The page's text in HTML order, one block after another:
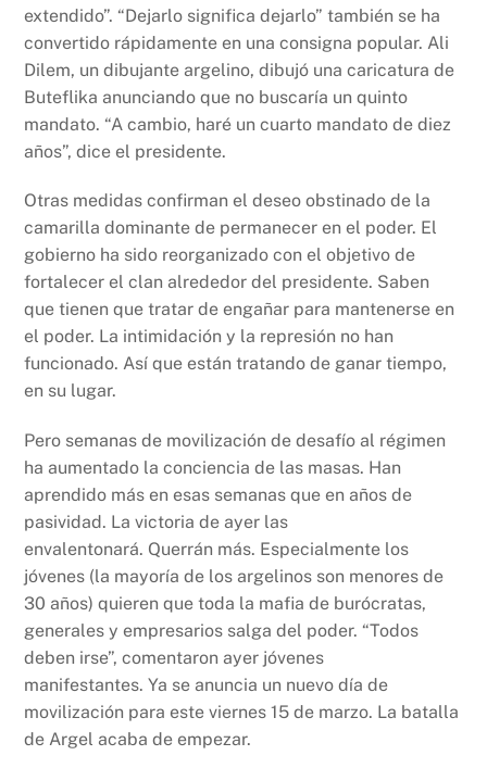
extendido”. “Dejarlo significa dejarlo” también se ha
convertido rápidamente en una consigna popular. Ali
Dilem, un dibujante argelino, dibujó una caricatura de
Buteflika anunciando que no buscaría un quinto
mandato. “A cambio, haré un cuarto mandato de diez
años”, dice el presidente.
Otras medidas confirman el deseo obstinado de la
camarilla dominante de permanecer en el poder. El
gobierno ha sido reorganizado con el objetivo de
fortalecer el clan alrededor del presidente. Saben
que tienen que tratar de engañar para mantenerse en
el poder. La intimidación y la represión no han
funcionado. Así que están tratando de ganar tiempo,
en su lugar.
Pero semanas de movilización de desafío al régimen
ha aumentado la conciencia de las masas. Han
aprendido más en esas semanas que en años de
pasividad. La victoria de ayer las
envalentonará. Querrán más. Especialmente los
jóvenes (la mayoría de los argelinos son menores de
30 años) quieren que toda la mafia de burócratas,
generales y empresarios salga del poder. “Todos
deben irse”, comentaron ayer jóvenes
manifestantes. Ya se anuncia un nuevo día de
movilización para este viernes 15 de marzo. La batalla
de Argel acaba de empezar.